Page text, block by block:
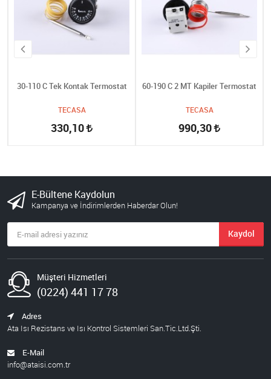
30-110 C Tek Kontak Termostat
TECASA
330,10
60-190 C 2 MT Kapiler Termostat
TECASA
990,30
E-Bültene Kaydolun
Kampanya ve İndirimlerden Haberdar Olun!
Kaydol
Müşteri Hizmetleri
(0224) 441 17 78
Adres
Ata Isı Rezistans ve Isı Kontrol Sistemleri San.Tic.Ltd.Şti.
E-Mail
info@ataisi.com.tr